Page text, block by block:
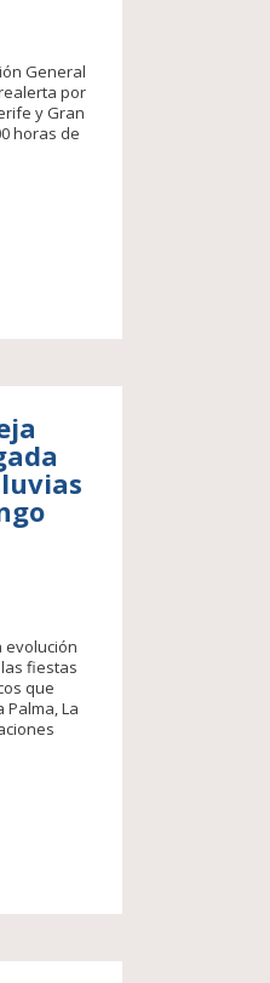
General
por
y Gran
horas de
evolución
fiestas
que
La